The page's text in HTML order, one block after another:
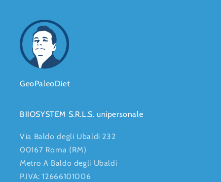
GeoPaleoDiet
BIIOSYSTEM S.R.L.S. unipersonale
Via Baldo degli Ubaldi 232
00167 Roma (RM)
Metro A Baldo degli Ubaldi
P.IVA: 12666101006